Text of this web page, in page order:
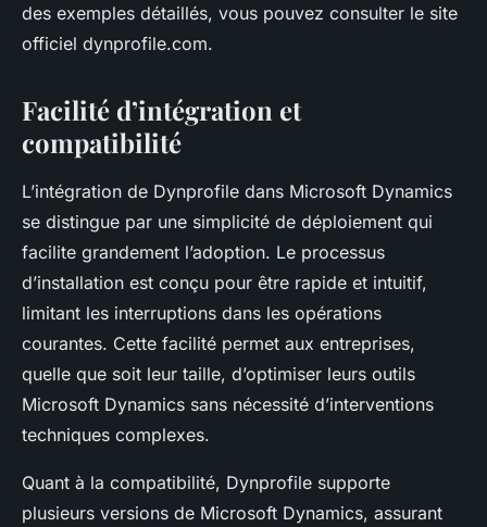
des exemples détaillés, vous pouvez consulter le site
officiel dynprofile.com.
Facilité d’intégration et
compatibilité
L’intégration de Dynprofile dans Microsoft Dynamics
se distingue par une simplicité de déploiement qui
facilite grandement l’adoption. Le processus
d’installation est conçu pour être rapide et intuitif,
limitant les interruptions dans les opérations
courantes. Cette facilité permet aux entreprises,
quelle que soit leur taille, d’optimiser leurs outils
Microsoft Dynamics sans nécessité d’interventions
techniques complexes.
Quant à la compatibilité, Dynprofile supporte
plusieurs versions de Microsoft Dynamics, assurant